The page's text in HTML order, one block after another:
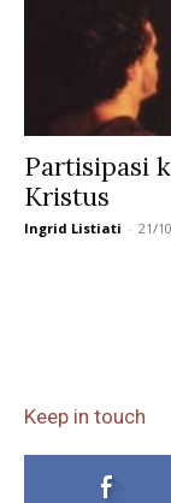
Partisipasi
Kristus
Ingrid Listiati - 21/
Keep in touch